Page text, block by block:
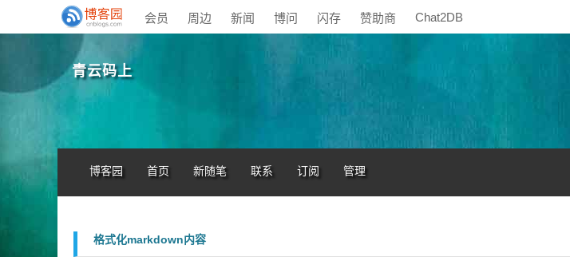
会员 周边 新闻 博问 闪存 赞助商 Chat2DB
青云码上
博客园 首页 新随笔 联系 订阅 管理
格式化markdown内容